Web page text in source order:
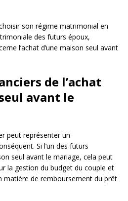
son régime matrimonial en
des futurs époux,
l’achat d’une maison seul avant
de l’achat
avant le
peut représenter un
Si l’un des futurs
seul avant le mariage, cela peut
la gestion du budget du couple et
matière de remboursement du prêt